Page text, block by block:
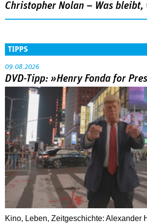
Christopher Nolan – Was bleibt,
TIPPS
09.08.2026
DVD-Tipp: »Henry Fonda for
Kino, Leben, Zeitgeschichte: Alexander